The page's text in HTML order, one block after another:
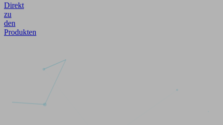
Direkt
zu
den
Produkten